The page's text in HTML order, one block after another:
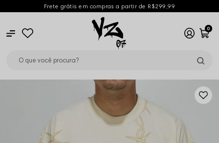
Frete grátis em compras a partir de R$299,99
0